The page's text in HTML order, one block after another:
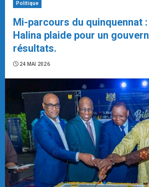
Politique
Mi-parcours du quinquennat
Halina plaide pour un
résultats.
24 MAI 2026